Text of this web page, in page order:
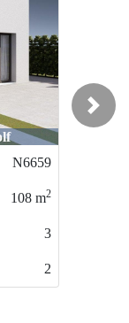
m2
golf
Next